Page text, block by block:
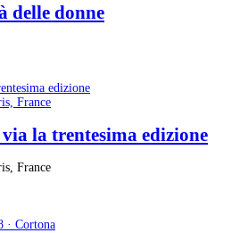
delle donne
France
la trentesima edizione
France
· Cortona